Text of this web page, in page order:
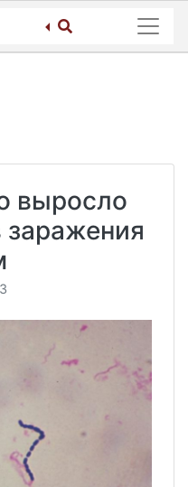
выросло
заражения